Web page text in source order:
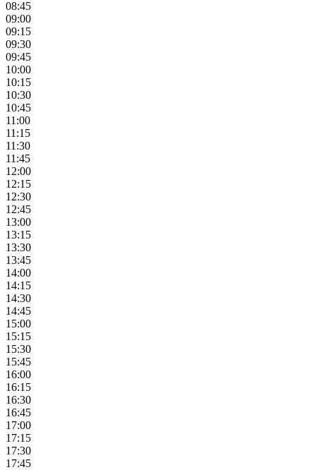
08:45
09:00
09:15
09:30
09:45
10:00
10:15
10:30
10:45
11:00
11:15
11:30
11:45
12:00
12:15
12:30
12:45
13:00
13:15
13:30
13:45
14:00
14:15
14:30
14:45
15:00
15:15
15:30
15:45
16:00
16:15
16:30
16:45
17:00
17:15
17:30
17:45